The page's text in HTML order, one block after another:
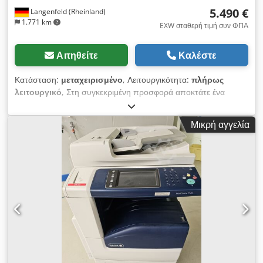
Langenfeld (Rheinland)
1.771 km
5.490 €
EXW σταθερή τιμή συν ΦΠΑ
Αιτηθείτε Καλέστε
Κατάσταση: μεταχειρισμένο, Λειτουργικότητα: πλήρως
λειτουργικό, Στη συγκεκριμένη προσφορά αποκτάτε ένα
μεταχειρισμένο σύστημα παραγωγής έγχρωμων εκτυπώσεων
"Xerox Versant 180 Press" Chodpeza A Eujfx Al Ssa
Αντικείμενο πώλησης: 1 x Xerox Versant 180 Press με τον
εξής εξοπλισμό: Περιλαμβάνει Fiery E300-5 Περιλαμβάνει
Paperdeck A-CF01/A-GW03 Περιλαμβάνει Booklet Finisher A-
FN13 Δεν είναι ο κατάλληλος εξοπλισμός για εσάς; Μπορούμε
να διαμορφώσουμε το μηχάνημα σύμφωνα με τις επιθυμίες
σας. Μη διστάσετε να επικοινωνήσετε μαζί μας! Μετρητές:
Σύνολο: Περίπου 729.330 εκτυπώσεις Χρώμα: Περίπου
505.865 εκτυπώσεις Μαύρο: Περίπου 223.465 εκτυπώσεις
Κατάσταση: Στην παρούσα προσφορά πρόκειται για
μεταχειρισμένο μηχάνημα, το οποίο ενδέχεται να φέρει ίχνη
χρήσης (μικρές γρατζουνιές ή κιτρινίλες). Η λειτουργικότητα της
Μικρή αγγελία